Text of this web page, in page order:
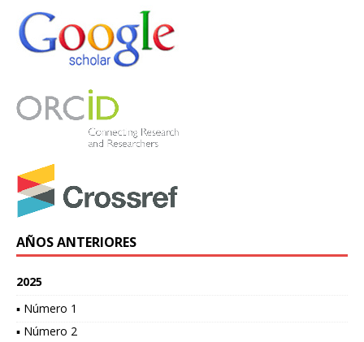
AÑOS ANTERIORES
2025
▪ Número 1
▪ Número 2